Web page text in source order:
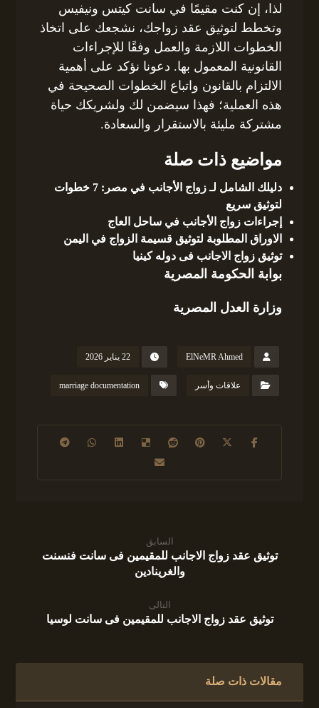
لذا، إن كنت مقيمًا في سانت كيتس ونيفيس
وتخطط لتوثيق عقد زواجك، نشجعك على اتخاذ
الخطوات اللازمة والعمل وفقًا للإجراءات
القانونية المعمول بها. دعونا نؤكد على أهمية
الالتزام بالقانون واتباع الخطوات الصحيحة في
هذه العملية؛ فهذا سيضمن لك ولشريكك حياة
مشتركة مليئة بالاستقرار والسعادة.
مواضيع ذات صلة
دليلك الشامل لـ زواج الأجانب في مصر: 7 خطوات
لتوثيق سريع
إجراءات زواج الأجانب في ساحل العاج
الاوراق المطلوبة لتوثيق قسيمة الزواج في اليمن
توثيق زواج الاجانب فى دوله كينيا
بوابة الحكومة المصرية
وزارة العدل المصرية
ElNeMR Ahmed 22 يناير 2026
علاقات وأسر marriage documentation
السابق
توثيق عقد زواج الاجانب للمقيمين فى سانت فنسنت
والغرينادين
التالى
توثيق عقد زواج الاجانب للمقيمين فى سانت لوسيا
مقالات ذات صلة